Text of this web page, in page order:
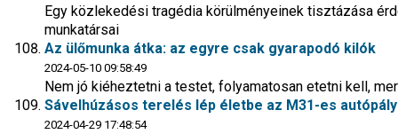
Egy közlekedési tragédia körülményeinek tisztázása
munkatársai
Az ülőmunka átka: az egyre csak gyarapodó kilók
2024-05-10 09:58:49
Nem jó kiéheztetni a testet, folyamatosan etetni kell,
Sávelhúzásos terelés lép életbe az M31-es
2024-04-29 17:48:54